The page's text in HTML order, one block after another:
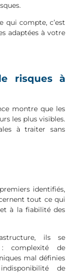
qui compte, c’est
adaptées à votre
risques à
montre que les
les plus visibles.
à traiter sans
identifiés,
tout ce qui
à la fiabilité des
ils se
complexité de
mal définies
de